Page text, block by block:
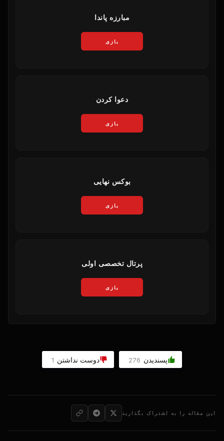
مبارزه پاندا
بازی
دعوا کردن
بازی
بوکس نهایی
بازی
پرتال تخصصی اولی
بازی
پسندیدن 276 دوست نداشتن 1
این مقاله را به اشتراک بگذارید